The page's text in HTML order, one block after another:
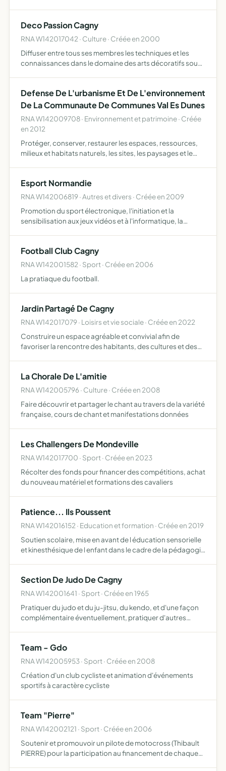
Deco Passion Cagny
RNA W142017042 · Culture · Créée en 2000
Diffuser entre tous ses membres les techniques et les
connaissances dans le domaine des arts décoratifs sous
Defense De L'urbanisme Et De L'environnement
De La Communaute De Communes Val Es Dunes
RNA W142009708 · Environnement et patrimoine · Créée
en 2012
Protéger, conserver, restaurer les espaces, ressources,
milieux et habitats naturels, les sites, les paysages et le
Esport Normandie
RNA W142006819 · Autres et divers · Créée en 2009
Promotion du sport électronique, l'initiation et la
sensibilisation aux jeux vidéos et à l'informatique, la
matériel à d'aut…
Football Club Cagny
RNA W142001582 · Sport · Créée en 2006
La pratiaque du football.
Jardin Partagé De Cagny
RNA W142017079 · Loisirs et vie sociale · Créée en 2022
Construire un espace agréable et convivial afin de
favoriser la rencontre des habitants, des cultures et des
appropriati…
La Chorale De L'amitie
RNA W142005796 · Culture · Créée en 2008
Faire découvrir et partager le chant au travers de la variété
française, cours de chant et manifestations données
Les Challengers De Mondeville
RNA W142017700 · Sport · Créée en 2023
Récolter des fonds pour financer des compétitions, achat
du nouveau matériel et formations des cavaliers
Patience... Ils Poussent
RNA W142016152 · Education et formation · Créée en 2019
Soutien scolaire, mise en avant de l éducation sensorielle
et kinesthésique de l enfant dans le cadre de la pédagogie
difficult…
Section De Judo De Cagny
RNA W142001641 · Sport · Créée en 1965
Pratiquer du judo et du ju-jitsu, du kendo, et d'une façon
complémentaire éventuellement, pratiquer d'autres
Team - Gdo
RNA W142005953 · Sport · Créée en 2008
Création d'un club cycliste et animation d'événements
sportifs à caractère cycliste
Team "Pierre"
RNA W142002121 · Sport · Créée en 2006
Soutenir et promouvoir un pilote de motocross (Thibault
PIERRE) pour la participation au financement de chaque